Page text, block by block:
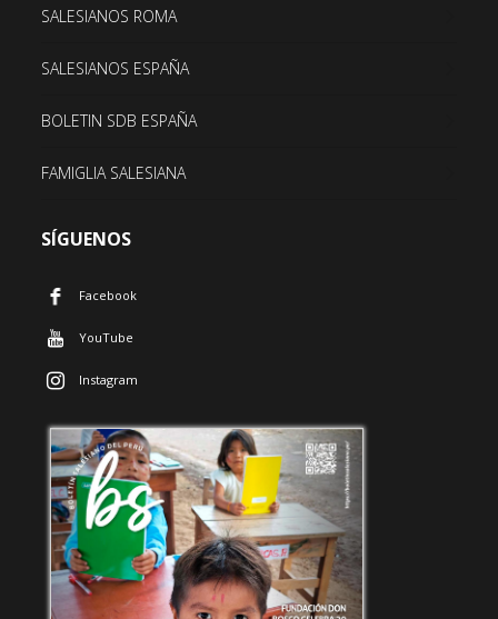
SALESIANOS ROMA
SALESIANOS ESPAÑA
BOLETIN SDB ESPAÑA
FAMIGLIA SALESIANA
SÍGUENOS
Facebook
YouTube
Instagram